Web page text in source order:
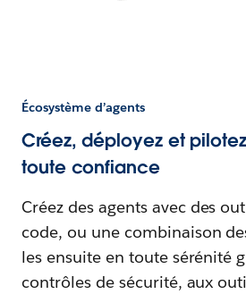
Écosystème d’agents
Créez, déployez et
toute confiance
Créez des agents avec des
code, ou une combinaison
les ensuite en toute sérénité
contrôles de sécurité, aux